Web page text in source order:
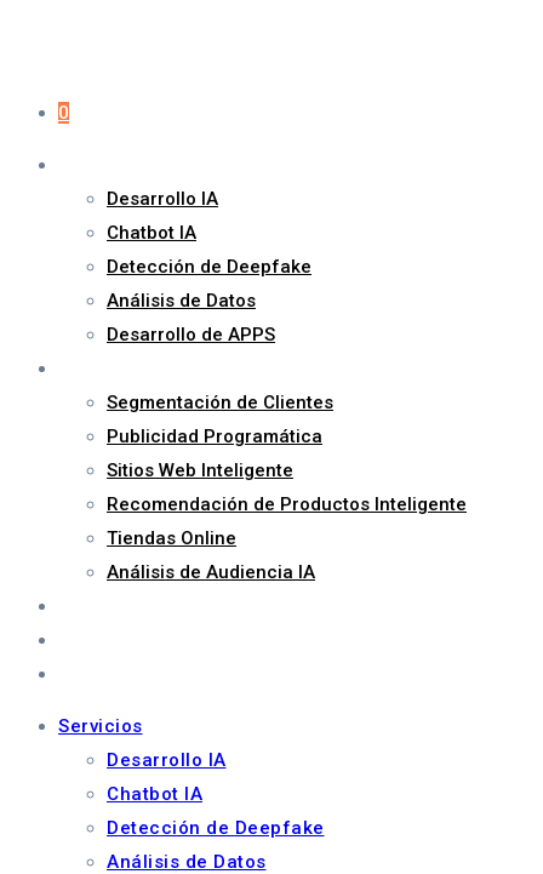
0
Desarrollo IA
Chatbot IA
Detección de Deepfake
Análisis de Datos
Desarrollo de APPS
Segmentación de Clientes
Publicidad Programática
Sitios Web Inteligente
Recomendación de Productos Inteligente
Tiendas Online
Análisis de Audiencia IA
Servicios
Desarrollo IA
Chatbot IA
Detección de Deepfake
Análisis de Datos